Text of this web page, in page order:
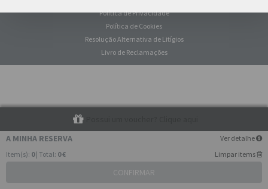
A MINHA RESERVA
Ver detalhe
Item(s): 0 | Total: 0 € Limpar items
CONFIRMAR
Política de Privacidade
Política de Cookies
Resolução Alternativa de Litígios
Livro de Reclamações